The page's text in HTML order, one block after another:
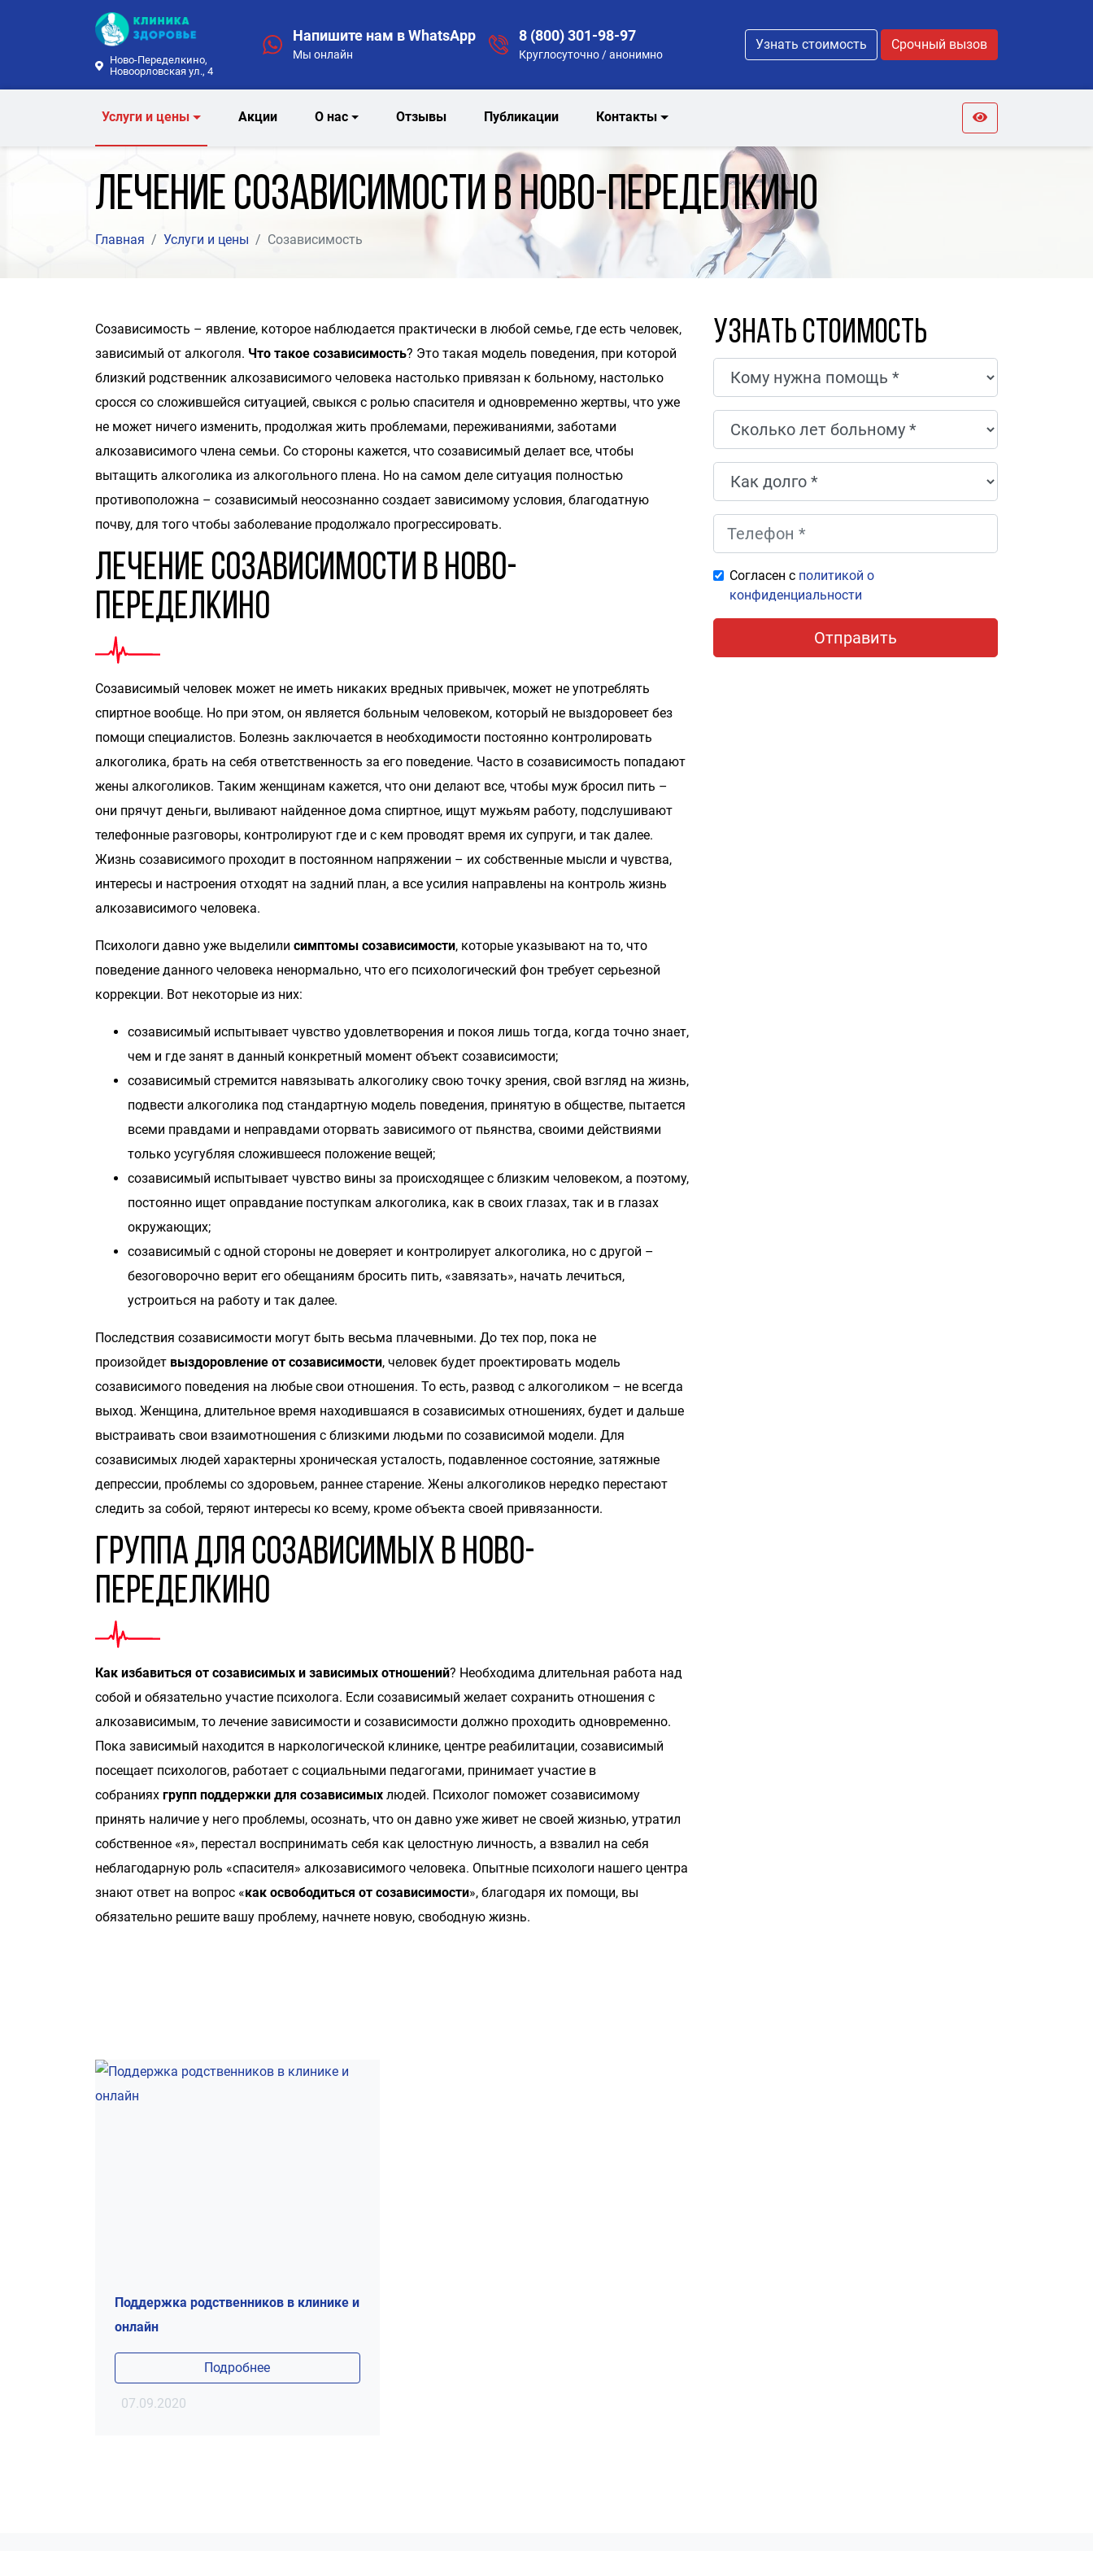
Ново-Переделкино,
Новоорловская ул., 4
Напишите нам в WhatsApp
Мы онлайн
8 (800) 301-98-97
Круглосуточно / анонимно
Узнать стоимость Срочный вызов
Услуги и цены Акции О нас Отзывы Публикации Контакты
Лечение созависимости в Ново-Переделкино
Главная Услуги и цены Созависимость
Созависимость – явление, которое наблюдается практически в любой семье, где есть человек,
зависимый от алкоголя. Что такое созависимость? Это такая модель поведения, при которой
близкий родственник алкозависимого человека настолько привязан к больному, настолько
сросся со сложившейся ситуацией, свыкся с ролью спасителя и одновременно жертвы, что уже
не может ничего изменить, продолжая жить проблемами, переживаниями, заботами
алкозависимого члена семьи. Со стороны кажется, что созависимый делает все, чтобы
вытащить алкоголика из алкогольного плена. Но на самом деле ситуация полностью
противоположна – созависимый неосознанно создает зависимому условия, благодатную
почву, для того чтобы заболевание продолжало прогрессировать.
Лечение созависимости в Ново-
Переделкино
Созависимый человек может не иметь никаких вредных привычек, может не употреблять
спиртное вообще. Но при этом, он является больным человеком, который не выздоровеет без
помощи специалистов. Болезнь заключается в необходимости постоянно контролировать
алкоголика, брать на себя ответственность за его поведение. Часто в созависимость попадают
жены алкоголиков. Таким женщинам кажется, что они делают все, чтобы муж бросил пить –
они прячут деньги, выливают найденное дома спиртное, ищут мужьям работу, подслушивают
телефонные разговоры, контролируют где и с кем проводят время их супруги, и так далее.
Жизнь созависимого проходит в постоянном напряжении – их собственные мысли и чувства,
интересы и настроения отходят на задний план, а все усилия направлены на контроль жизнь
алкозависимого человека.
Психологи давно уже выделили симптомы созависимости, которые указывают на то, что
поведение данного человека ненормально, что его психологический фон требует серьезной
коррекции. Вот некоторые из них:
созависимый испытывает чувство удовлетворения и покоя лишь тогда, когда точно знает,
чем и где занят в данный конкретный момент объект созависимости;
созависимый стремится навязывать алкоголику свою точку зрения, свой взгляд на жизнь,
подвести алкоголика под стандартную модель поведения, принятую в обществе, пытается
всеми правдами и неправдами оторвать зависимого от пьянства, своими действиями
только усугубляя сложившееся положение вещей;
созависимый испытывает чувство вины за происходящее с близким человеком, а поэтому,
постоянно ищет оправдание поступкам алкоголика, как в своих глазах, так и в глазах
окружающих;
созависимый с одной стороны не доверяет и контролирует алкоголика, но с другой –
безоговорочно верит его обещаниям бросить пить, «завязать», начать лечиться,
устроиться на работу и так далее.
Последствия созависимости могут быть весьма плачевными. До тех пор, пока не
произойдет выздоровление от созависимости, человек будет проектировать модель
созависимого поведения на любые свои отношения. То есть, развод с алкоголиком – не всегда
выход. Женщина, длительное время находившаяся в созависимых отношениях, будет и дальше
выстраивать свои взаимотношения с близкими людьми по созависимой модели. Для
созависимых людей характерны хроническая усталость, подавленное состояние, затяжные
депрессии, проблемы со здоровьем, раннее старение. Жены алкоголиков нередко перестают
следить за собой, теряют интересы ко всему, кроме объекта своей привязанности.
Группа для созависимых в Ново-
Переделкино
Как избавиться от созависимых и зависимых отношений? Необходима длительная работа над
собой и обязательно участие психолога. Если созависимый желает сохранить отношения с
алкозависимым, то лечение зависимости и созависимости должно проходить одновременно.
Пока зависимый находится в наркологической клинике, центре реабилитации, созависимый
посещает психологов, работает с социальными педагогами, принимает участие в
собраниях групп поддержки для созависимых людей. Психолог поможет созависимому
принять наличие у него проблемы, осознать, что он давно уже живет не своей жизнью, утратил
собственное «я», перестал воспринимать себя как целостную личность, а взвалил на себя
неблагодарную роль «спасителя» алкозависимого человека. Опытные психологи нашего центра
знают ответ на вопрос «как освободиться от созависимости», благодаря их помощи, вы
обязательно решите вашу проблему, начнете новую, свободную жизнь.
Узнать стоимость
Согласен с политикой о
конфиденциальности
Отправить
Поддержка родственников в клинике и
онлайн
Подробнее
07.09.2020